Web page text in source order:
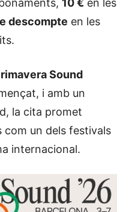
10 € en les
descompte en les
Sound
i amb un
la cita promet
com un dels festivals
internacional.